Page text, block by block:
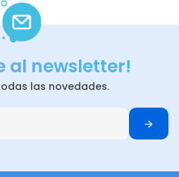
al newsletter!
las novedades.